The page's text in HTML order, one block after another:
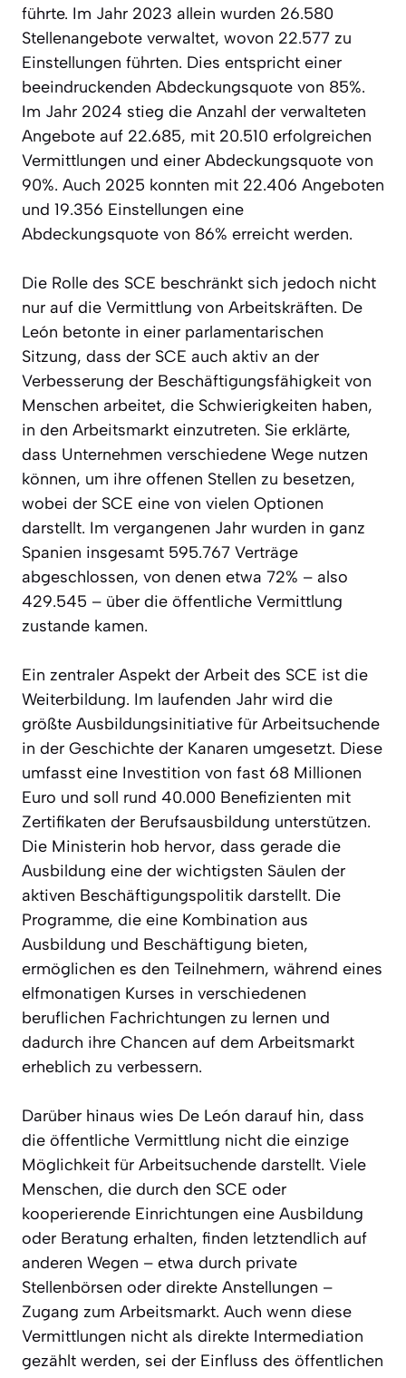
führte. Im Jahr 2023 allein wurden 26.580
Stellenangebote verwaltet, wovon 22.577 zu
Einstellungen führten. Dies entspricht einer
beeindruckenden Abdeckungsquote von 85%.
Im Jahr 2024 stieg die Anzahl der verwalteten
Angebote auf 22.685, mit 20.510 erfolgreichen
Vermittlungen und einer Abdeckungsquote von
90%. Auch 2025 konnten mit 22.406 Angeboten
und 19.356 Einstellungen eine
Abdeckungsquote von 86% erreicht werden.
Die Rolle des SCE beschränkt sich jedoch nicht
nur auf die Vermittlung von Arbeitskräften. De
León betonte in einer parlamentarischen
Sitzung, dass der SCE auch aktiv an der
Verbesserung der Beschäftigungsfähigkeit von
Menschen arbeitet, die Schwierigkeiten haben,
in den Arbeitsmarkt einzutreten. Sie erklärte,
dass Unternehmen verschiedene Wege nutzen
können, um ihre offenen Stellen zu besetzen,
wobei der SCE eine von vielen Optionen
darstellt. Im vergangenen Jahr wurden in ganz
Spanien insgesamt 595.767 Verträge
abgeschlossen, von denen etwa 72% – also
429.545 – über die öffentliche Vermittlung
zustande kamen.
Ein zentraler Aspekt der Arbeit des SCE ist die
Weiterbildung. Im laufenden Jahr wird die
größte Ausbildungsinitiative für Arbeitsuchende
in der Geschichte der Kanaren umgesetzt. Diese
umfasst eine Investition von fast 68 Millionen
Euro und soll rund 40.000 Benefizienten mit
Zertifikaten der Berufsausbildung unterstützen.
Die Ministerin hob hervor, dass gerade die
Ausbildung eine der wichtigsten Säulen der
aktiven Beschäftigungspolitik darstellt. Die
Programme, die eine Kombination aus
Ausbildung und Beschäftigung bieten,
ermöglichen es den Teilnehmern, während eines
elfmonatigen Kurses in verschiedenen
beruflichen Fachrichtungen zu lernen und
dadurch ihre Chancen auf dem Arbeitsmarkt
erheblich zu verbessern.
Darüber hinaus wies De León darauf hin, dass
die öffentliche Vermittlung nicht die einzige
Möglichkeit für Arbeitsuchende darstellt. Viele
Menschen, die durch den SCE oder
kooperierende Einrichtungen eine Ausbildung
oder Beratung erhalten, finden letztendlich auf
anderen Wegen – etwa durch private
Stellenbörsen oder direkte Anstellungen –
Zugang zum Arbeitsmarkt. Auch wenn diese
Vermittlungen nicht als direkte Intermediation
gezählt werden, sei der Einfluss des öffentlichen